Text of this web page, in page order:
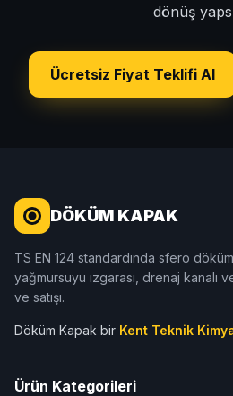
dönüş
Ücretsiz Fiyat Teklifi Al
DÖKÜM KAPAK
TS EN 124 standardında sfero
yağmursuyu ızgarası, drenaj kanalı
ve satışı.
Döküm Kapak bir Kent Teknik
Ürün Kategorileri